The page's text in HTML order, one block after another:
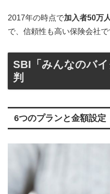
2017年の時点で加入者50万
で、信頼性も高い保険会社で
SBI「みんなのバ
判
6つのプランと金額設定